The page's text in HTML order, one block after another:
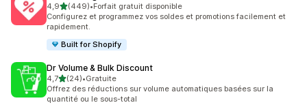
4,9étoile(s) sur 5
(449)
449 avis au total
•Forfait gratuit disponible
Configurez et programmez vos soldes et promotions facilement et
rapidement.
Built for Shopify
Dr Volume & Bulk Discount
4,7étoile(s) sur 5
(24)
24 avis au total
•Gratuite
Offrez des réductions sur volume automatiques basées sur la
quantité ou le sous-total